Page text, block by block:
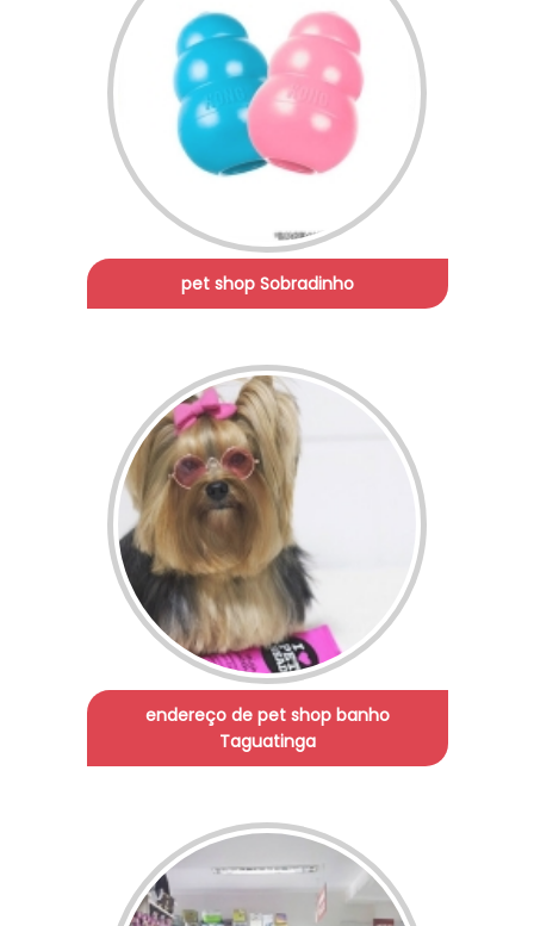
pet shop Sobradinho
endereço de pet shop banho
Taguatinga